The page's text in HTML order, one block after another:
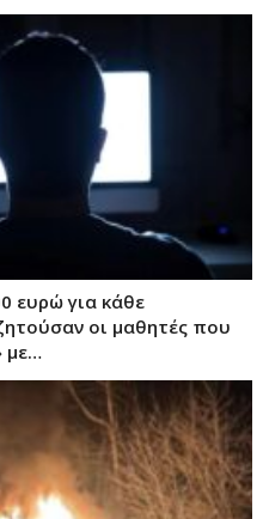
ευρώ για κάθε
οι μαθητές που
με…